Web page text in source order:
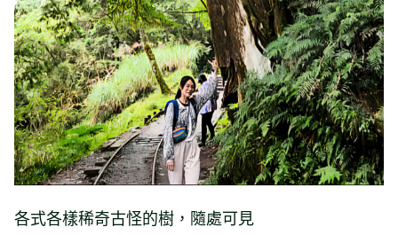
各式各樣稀奇古怪的樹，隨處可見